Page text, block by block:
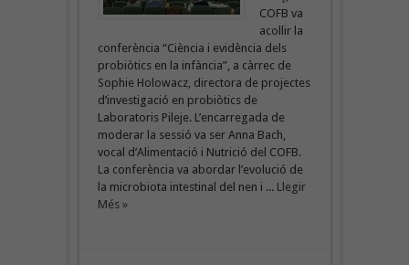
COFB va
acollir la
conferència “Ciència i evidència dels
probiòtics en la infància”, a càrrec de
Sophie Holowacz, directora de projectes
d’investigació en probiòtics de
Laboratoris Pileje. L’encarregada de
moderar la sessió va ser Anna Bach,
vocal d’Alimentació i Nutrició del COFB.
La conferència va abordar l’evolució de
la microbiota intestinal del nen i ... Llegir
Més »